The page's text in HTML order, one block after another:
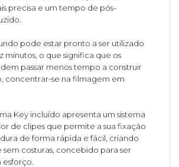
precisa e um tempo de pós-
pode estar pronto a ser utilizado
minutos, o que significa que os
passar menos tempo a construir
concentrar-se na filmagem em
Key incluído apresenta um sistema
de clipes que permite a sua fixação
de forma rápida e fácil, criando
sem costuras, concebido para ser